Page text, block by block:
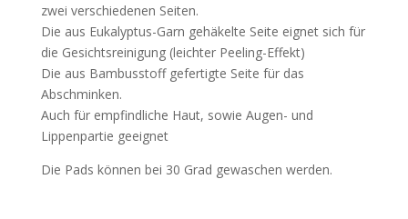
zwei verschiedenen Seiten.
Die aus Eukalyptus-Garn gehäkelte Seite eignet sich für
die Gesichtsreinigung (leichter Peeling-Effekt)
Die aus Bambusstoff gefertigte Seite für das
Abschminken.
Auch für empfindliche Haut, sowie Augen- und
Lippenpartie geeignet
Die Pads können bei 30 Grad gewaschen werden.